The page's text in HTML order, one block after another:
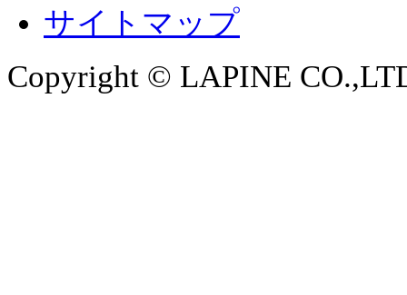
サイトマップ
Copyright © LAPINE